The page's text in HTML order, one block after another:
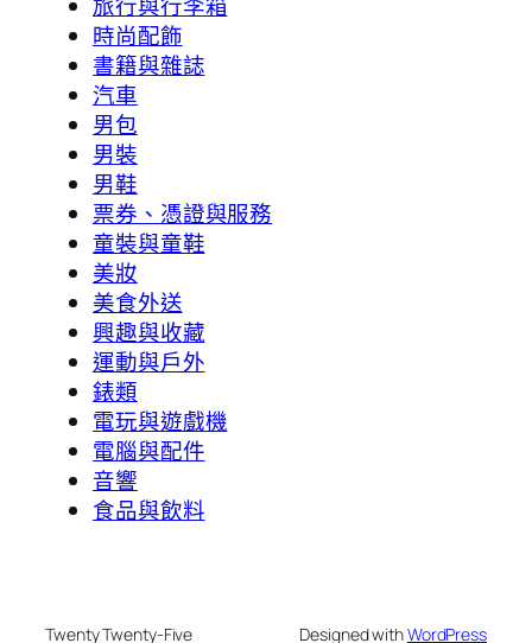
時尚配飾
書籍與雜誌
汽車
男包
男裝
男鞋
票券、憑證與服務
童裝與童鞋
美妝
美食外送
興趣與收藏
運動與戶外
錶類
電玩與遊戲機
電腦與配件
音響
食品與飲料
Twenty Twenty-Five Designed withWordPress